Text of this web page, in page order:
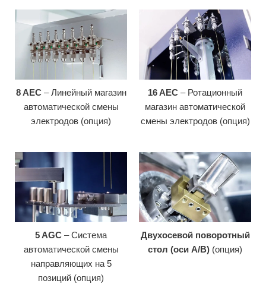
8 AEC– Линейный магазин
автоматической смены
электродов (опция)
16 AEC – Ротационный
магазин автоматической
смены электродов (опция)
5 AGC – Система
автоматической смены
направляющих на 5
позиций (опция)
Двухосевой поворотный
стол (оси A/B) (опция)